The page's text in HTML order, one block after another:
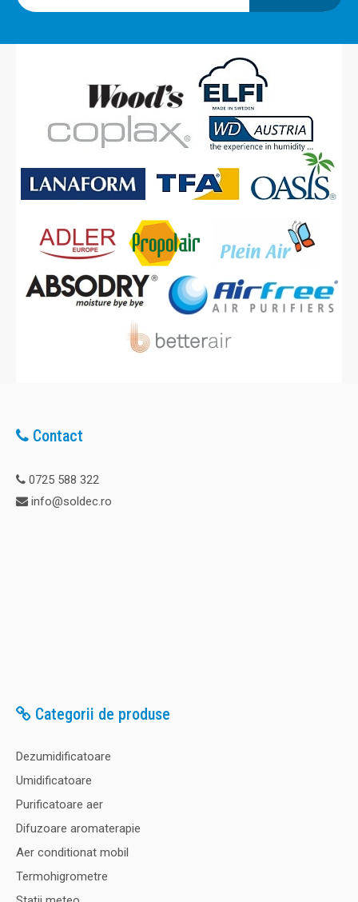
Contact
0725 588 322
info@soldec.ro
Categorii de produse
Dezumidificatoare
Umidificatoare
Purificatoare aer
Difuzoare aromaterapie
Aer conditionat mobil
Termohigrometre